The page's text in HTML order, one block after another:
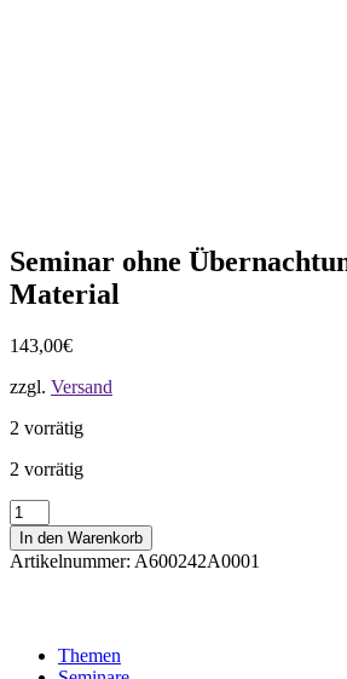
Seminar ohne
Material
143,00€
zzgl. Versand
2 vorrätig
2 vorrätig
Seminar
ohne
Übernachtung
inkl.
In den Warenkorb
Artikelnummer: A600242A0001
Themen